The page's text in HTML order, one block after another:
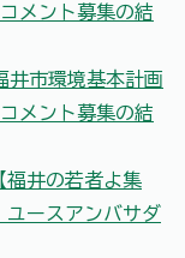
メント募集の結
井市環境基本計画
メント募集の結
福井の若者よ集
ユースアンバサダ